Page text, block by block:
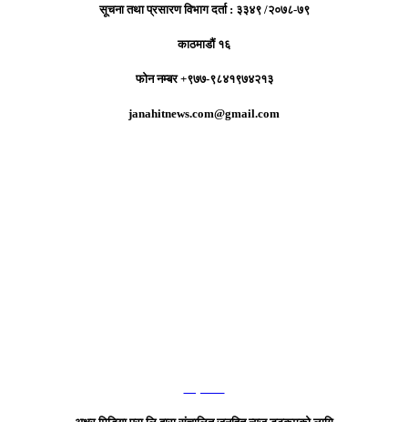
सूचना तथा प्रसारण विभाग दर्ता : ३३४९ /२०७८-७९
काठमाडौं १६
फोन नम्बर +९७७-९८४१९७४२१३
janahitnews.com@gmail.com